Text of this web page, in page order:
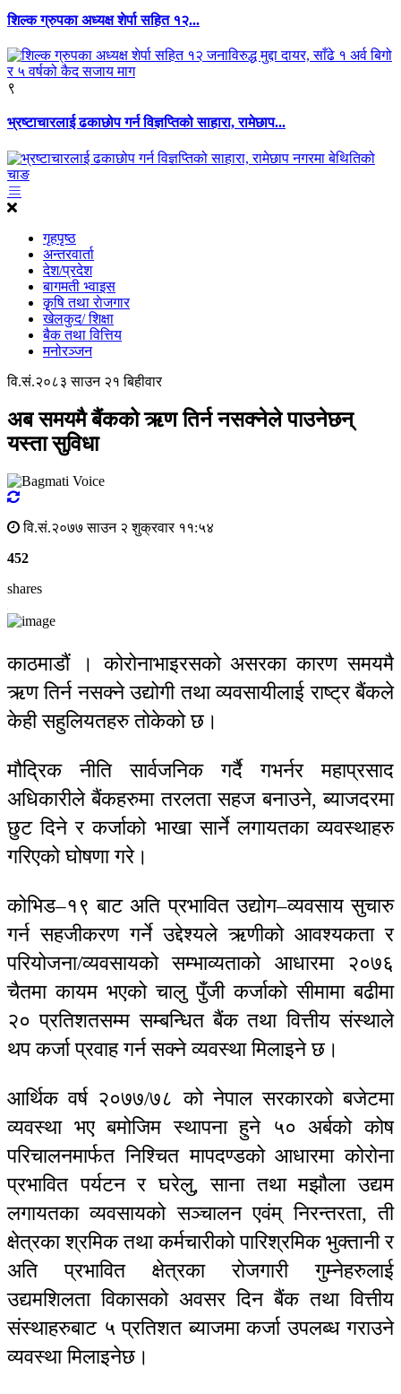
शिल्क ग्रुपका अध्यक्ष शेर्पा सहित १२...
९
भ्रष्टाचारलाई ढकाछोप गर्न विज्ञप्तिको साहारा, रामेछाप...
गृहपृष्ठ
अन्तरवार्ता
देश/प्रदेश
बागमती भ्वाइस
कृृषि तथा राेजगार
खेलकुद/ शिक्षा
बैक तथा वित्तिय
मनोरञ्जन
वि.सं.२०८३ साउन २१ बिहीवार
अब समयमै बैंकको ऋण तिर्न नसक्नेले पाउनेछन्
यस्ता सुविधा
वि.सं.२०७७ साउन २ शुक्रवार ११:५४
452
shares
काठमाडौं । कोरोनाभाइरसको असरका कारण समयमै
ऋण तिर्न नसक्ने उद्योगी तथा व्यवसायीलाई राष्ट्र बैंकले
केही सहुलियतहरु तोकेको छ।
मौद्रिक नीति सार्वजनिक गर्दै गभर्नर महाप्रसाद
अधिकारीले बैंकहरुमा तरलता सहज बनाउने, ब्याजदरमा
छुट दिने र कर्जाको भाखा सार्ने लगायतका व्यवस्थाहरु
गरिएको घोषणा गरे।
कोभिड–१९ बाट अति प्रभावित उद्योग–व्यवसाय सुचारु
गर्न सहजीकरण गर्ने उद्देश्यले ऋणीको आवश्यकता र
परियोजना/व्यवसायको सम्भाव्यताको आधारमा २०७६
चैतमा कायम भएको चालु पुँजी कर्जाको सीमामा बढीमा
२० प्रतिशतसम्म सम्बन्धित बैंक तथा वित्तीय संस्थाले
थप कर्जा प्रवाह गर्न सक्ने व्यवस्था मिलाइने छ।
आर्थिक वर्ष २०७७/७८ को नेपाल सरकारको बजेटमा
व्यवस्था भए बमोजिम स्थापना हुने ५० अर्बको कोष
परिचालनमार्फत निश्चित मापदण्डको आधारमा कोरोना
प्रभावित पर्यटन र घरेलु, साना तथा मझौला उद्यम
लगायतका व्यवसायको सञ्चालन एवंम् निरन्तरता, ती
क्षेत्रका श्रमिक तथा कर्मचारीको पारिश्रमिक भुक्तानी र
अति प्रभावित क्षेत्रका रोजगारी गुम्नेहरुलाई
उद्यमशिलता विकासको अवसर दिन बैंक तथा वित्तीय
संस्थाहरुबाट ५ प्रतिशत ब्याजमा कर्जा उपलब्ध गराउने
व्यवस्था मिलाइनेछ।